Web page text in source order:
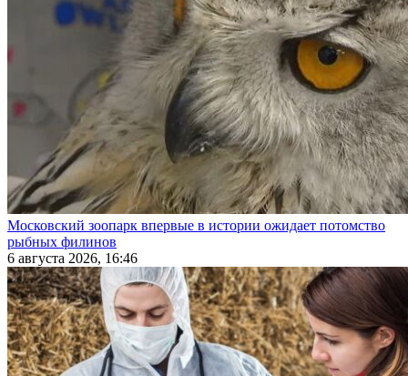
Московский зоопарк впервые в истории ожидает потомство
рыбных филинов
6 августа 2026, 16:46